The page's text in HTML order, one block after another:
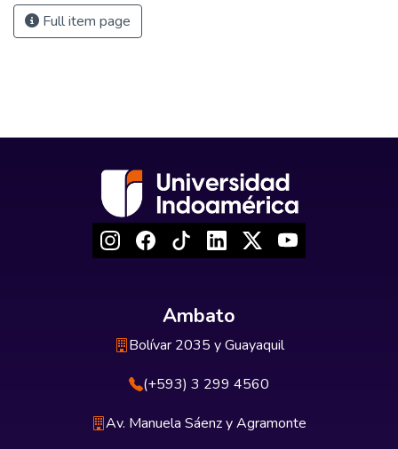
Full item page
Ambato
Bolívar 2035 y Guayaquil
(+593) 3 299 4560
Av. Manuela Sáenz y Agramonte